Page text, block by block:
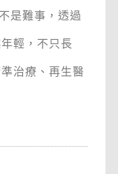
是難事，透過
輕，不只長
治療、再生醫